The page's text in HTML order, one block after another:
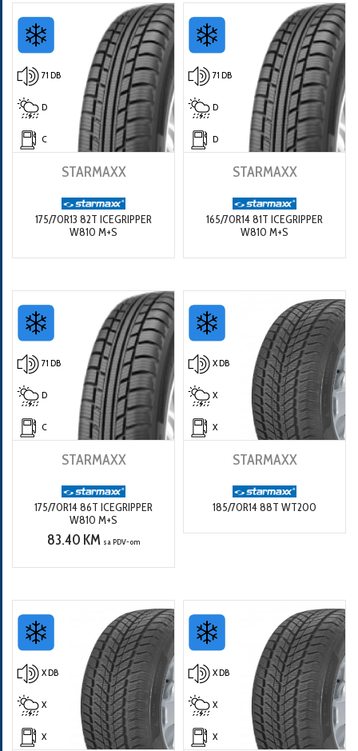
71 DB
D
C
STARMAXX
175/70R13 82T ICEGRIPPER
W810 M+S
71 DB
D
D
STARMAXX
165/70R14 81T ICEGRIPPER
W810 M+S
71 DB
D
C
STARMAXX
175/70R14 86T ICEGRIPPER
W810 M+S
83.40 KM sa PDV-om
X DB
X
X
STARMAXX
185/70R14 88T WT200
X DB
X
X
X DB
X
X